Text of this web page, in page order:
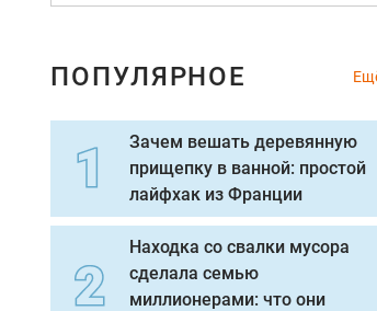
ПОПУЛЯРНОЕ
Зачем вешать деревянную
прищепку в ванной: простой
лайфхак из Франции
Находка со свалки мусора
сделала семью
миллионерами: что они